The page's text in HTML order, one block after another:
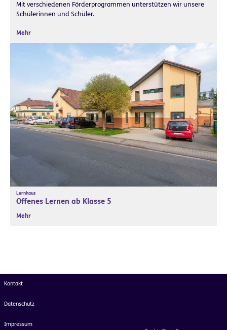
Mit verschiedenen Förderprogrammen unterstützen wir unsere
Schülerinnen und Schüler.
Mehr
Lernhaus
Offenes Lernen ab Klasse 5
Mehr
Kontakt
Datenschutz
Impressum